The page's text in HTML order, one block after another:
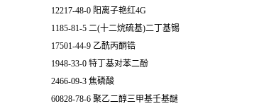
12217-48-0 阳离子艳红4G
1185-81-5 二(十二烷硫基)二丁基锡
17501-44-9 乙酰丙酮锆
1948-33-0 特丁基对苯二酚
2466-09-3 焦磷酸
60828-78-6 聚乙二醇三甲基壬基醚